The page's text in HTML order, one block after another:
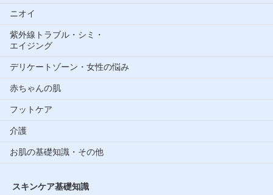
ニオイ
紫外線トラブル・シミ・
エイジング
デリケートゾーン・女性の悩み
赤ちゃんの肌
フットケア
介護
お肌の基礎知識・その他
スキンケア基礎知識